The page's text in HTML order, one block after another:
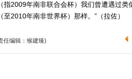
（指2009年南非联合会杯）我们曾遭遇过
（至2010年南非世界杯）那样。”（拉佐）
任编辑：缑建臻)